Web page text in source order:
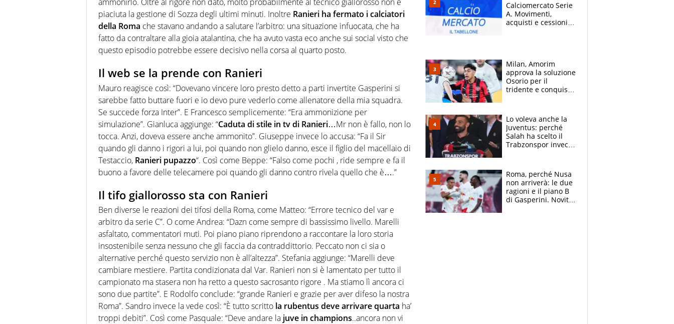
ammonirlo. Oltre al rigore non dato, molto probabilmente al tecnico giallorosso non è
piaciuta la gestione di Sozza degli ultimi minuti. Inoltre Ranieri ha fermato i calciatori
della Roma che stavano andando a salutare l’arbitro: una situazione infuocata, che ha
fatto da contraltare alla gioia atalantina, che ha avuto vasta eco anche sui social visto che
questo episodio potrebbe essere decisivo nella corsa al quarto posto.
Il web se la prende con Ranieri
Mauro reagisce così: “Dovevano vincere loro presto detto a parti invertite Gasperini si
sarebbe fatto buttare fuori e io devo pure vederlo come allenatore della mia squadra.
Se succede forza Inter”. E Francesco semplicemente: “Era ammonizione per
simulazione”. Gianluca aggiunge: “Caduta di stile in tv di Ranieri…Mr non è fallo, non lo
tocca. Anzi, doveva essere anche ammonito”. Giuseppe invece lo accusa: “Fa il Sir
quando gli danno i rigori a lui, poi quando non glielo danno, esce il figlio del macellaio di
Testaccio, Ranieri pupazzo“. Così come Beppe: “Falso come pochi , ride sempre e fa il
buono a favore delle telecamere poi quando gli danno contro rivela quello che è….”
Il tifo giallorosso sta con Ranieri
Ben diverse le reazioni dei tifosi della Roma, come Matteo: “Errore tecnico del var e
arbitro da serie C”. O come Andrea: “Dazn come sempre di bassissimo livello. Marelli
asfaltato, commentatori muti. Poi piano piano riprendono a raccontare la loro storia
insostenibile senza nessuno che gli faccia da contraddittorio. Peccato non ci sia o
alternative perché questo servizio non è all’altezza”. Stefania aggiunge: “Marelli deve
cambiare mestiere. Partita condizionata dal Var. Ranieri non si è lamentato per tutto il
campionato ma stasera non ha retto a questo sacrosanto rigore . Ma stiamo lì ancora ci
sono due partite”. E Rodolfo conclude: “grande Ranieri e grazie per aver difeso la nostra
Roma”. Sandro invece la vede così: “È tutto scritto la rubentus deve arrivare quarta ha’
troppi debiti”. Così come Pasquale: “Deve andare la juve in champions..ancora non vi
Calciomercato Serie
A. Movimenti,
acquisti e cessioni:
Milan, Amorim
approva la soluzione
Osorio per il
tridente e conquista
Allegri
Lo voleva anche la
Juventus: perché
Salah ha scelto il
Trabzonspor invece
Roma, perché Nusa
non arriverà: le due
ragioni e il piano B
di Gasperini. Novità